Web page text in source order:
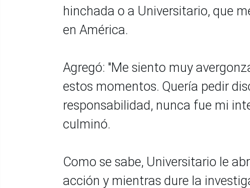
hinchada o a Universitario, que
en América.
Agregó: "Me siento muy
estos momentos. Quería pedir
responsabilidad, nunca fue mi
culminó.
Como se sabe, Universitario le
acción y mientras dure la